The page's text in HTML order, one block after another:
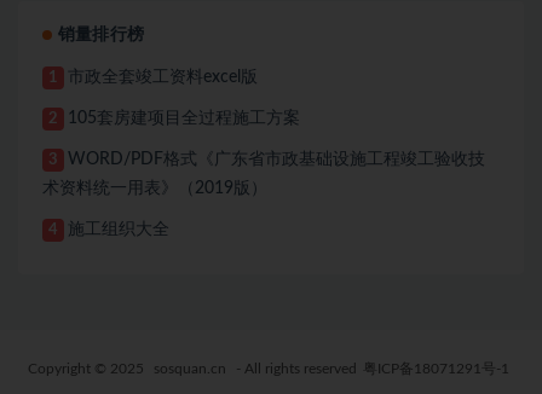
销量排行榜
1 市政全套竣工资料excel版
2 105套房建项目全过程施工方案
3
WORD/PDF格式《广东省市政基础设施工程竣工验收技
术资料统一用表》（2019版）
4 施工组织大全
Copyright © 2025 sosquan.cn - All rights reserved 粤ICP备18071291号-1